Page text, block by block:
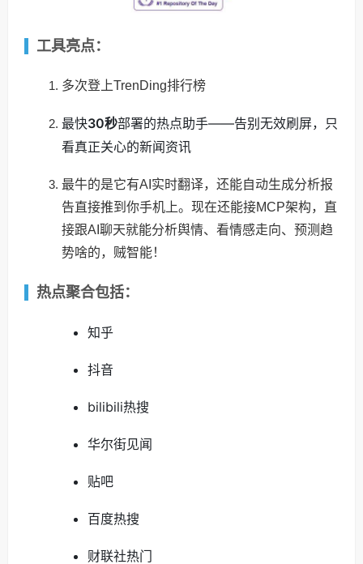
工具亮点：
多次登上TrenDing排行榜
最快30秒部署的热点助手——告别无效刷屏，只
看真正关心的新闻资讯
最牛的是它有AI实时翻译，还能自动生成分析报
告直接推到你手机上。现在还能接MCP架构，直
接跟AI聊天就能分析舆情、看情感走向、预测趋
势啥的，贼智能！
热点聚合包括：
知乎
抖音
bilibili热搜
华尔街见闻
贴吧
百度热搜
财联社热门